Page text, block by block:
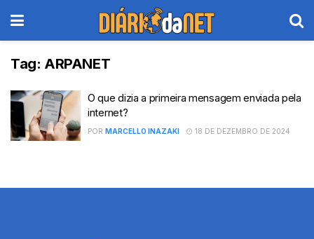
Tag: ARPANET
O que dizia a primeira mensagem enviada pela
internet?
POR MARCELLO INAZAKI 18 DE DEZEMBRO DE 2024